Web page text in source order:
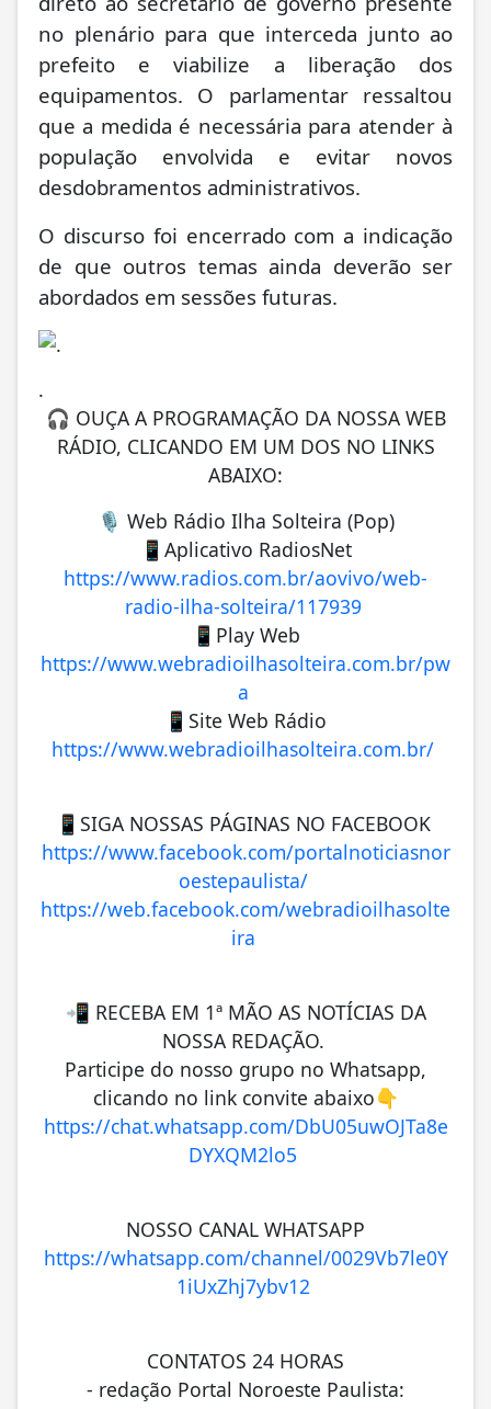
no plenário para que interceda junto ao
prefeito e viabilize a liberação dos
equipamentos. O parlamentar ressaltou
que a medida é necessária para atender à
população envolvida e evitar novos
desdobramentos administrativos.
O discurso foi encerrado com a indicação
de que outros temas ainda deverão ser
abordados em sessões futuras.
.
🎧 OUÇA A PROGRAMAÇÃO DA NOSSA WEB
RÁDIO, CLICANDO EM UM DOS NO LINKS
ABAIXO:
🎙️ Web Rádio Ilha Solteira (Pop)
📱Aplicativo RadiosNet
https://www.radios.com.br/aovivo/web-
radio-ilha-solteira/117939
📱Play Web
https://www.webradioilhasolteira.com.br/pw
a
📱Site Web Rádio
https://www.webradioilhasolteira.com.br/
📱SIGA NOSSAS PÁGINAS NO FACEBOOK
https://www.facebook.com/portalnoticiasnor
oestepaulista/
https://web.facebook.com/webradioilhasolte
ira
📲 RECEBA EM 1ª MÃO AS NOTÍCIAS DA
NOSSA REDAÇÃO.
Participe do nosso grupo no Whatsapp,
clicando no link convite abaixo👇
https://chat.whatsapp.com/DbU05uwOJTa8e
DYXQM2lo5
NOSSO CANAL WHATSAPP
https://whatsapp.com/channel/0029Vb7le0Y
1iUxZhj7ybv12
CONTATOS 24 HORAS
- redação Portal Noroeste Paulista: